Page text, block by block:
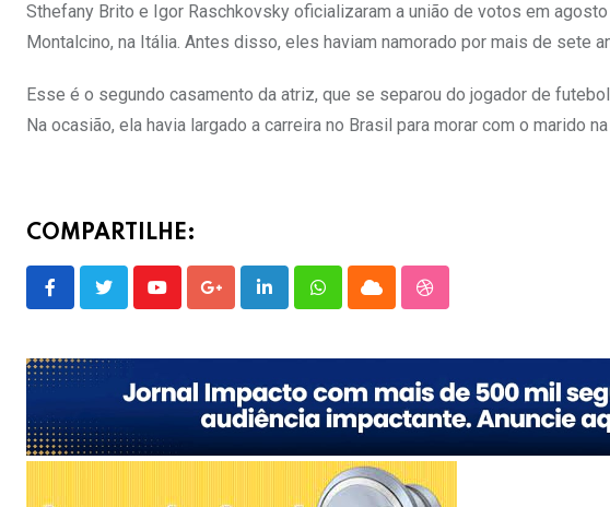
Sthefany Brito e Igor Raschkovsky oficializaram a união de votos em
Montalcino, na Itália. Antes disso, eles haviam namorado por mais de sete
Esse é o segundo casamento da atriz, que se separou do jogador de
Na ocasião, ela havia largado a carreira no Brasil para morar com o marido
COMPARTILHE:
YoutubeGoogle+LinkedInWhatsappCloud StumbleUpon